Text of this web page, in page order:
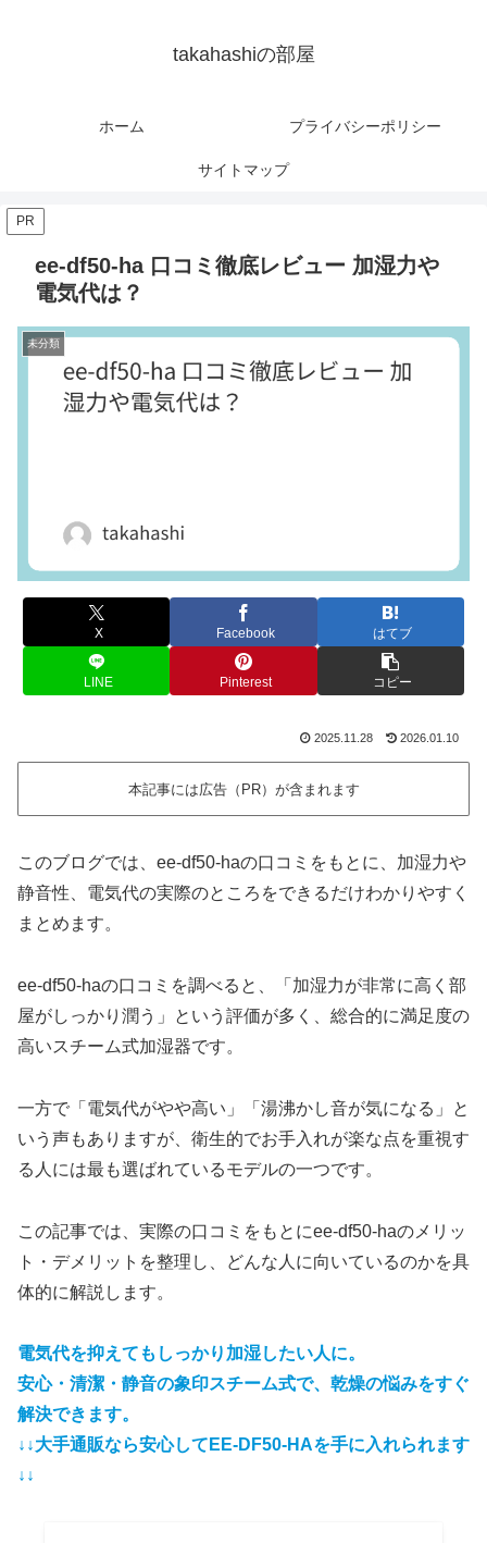
takahashiの部屋
ホーム プライバシーポリシー
サイトマップ
PR
ee-df50-ha 口コミ徹底レビュー 加湿力や
電気代は？
未分類
X Facebook はてブ
LINE Pinterest コピー
2025.11.28 2026.01.10
本記事には広告（PR）が含まれます
このブログでは、ee-df50-haの口コミをもとに、加湿力や
静音性、電気代の実際のところをできるだけわかりやすく
まとめます。
ee-df50-haの口コミを調べると、「加湿力が非常に高く部
屋がしっかり潤う」という評価が多く、総合的に満足度の
高いスチーム式加湿器です。
一方で「電気代がやや高い」「湯沸かし音が気になる」と
いう声もありますが、衛生的でお手入れが楽な点を重視す
る人には最も選ばれているモデルの一つです。
この記事では、実際の口コミをもとにee-df50-haのメリッ
ト・デメリットを整理し、どんな人に向いているのかを具
体的に解説します。
電気代を抑えてもしっかり加湿したい人に。
安心・清潔・静音の象印スチーム式で、乾燥の悩みをすぐ
解決できます。
↓↓大手通販なら安心してEE-DF50-HAを手に入れられます
↓↓